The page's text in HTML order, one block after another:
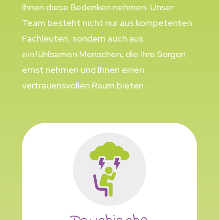
Ihnen diese Bedenken nehmen. Unser
Team besteht nicht nur aus kompetenten
Fachleuten, sondern auch aus
einfühlsamen Menschen, die Ihre Sorgen
ernst nehmen und Ihnen einen
vertrauensvollen Raum bieten.